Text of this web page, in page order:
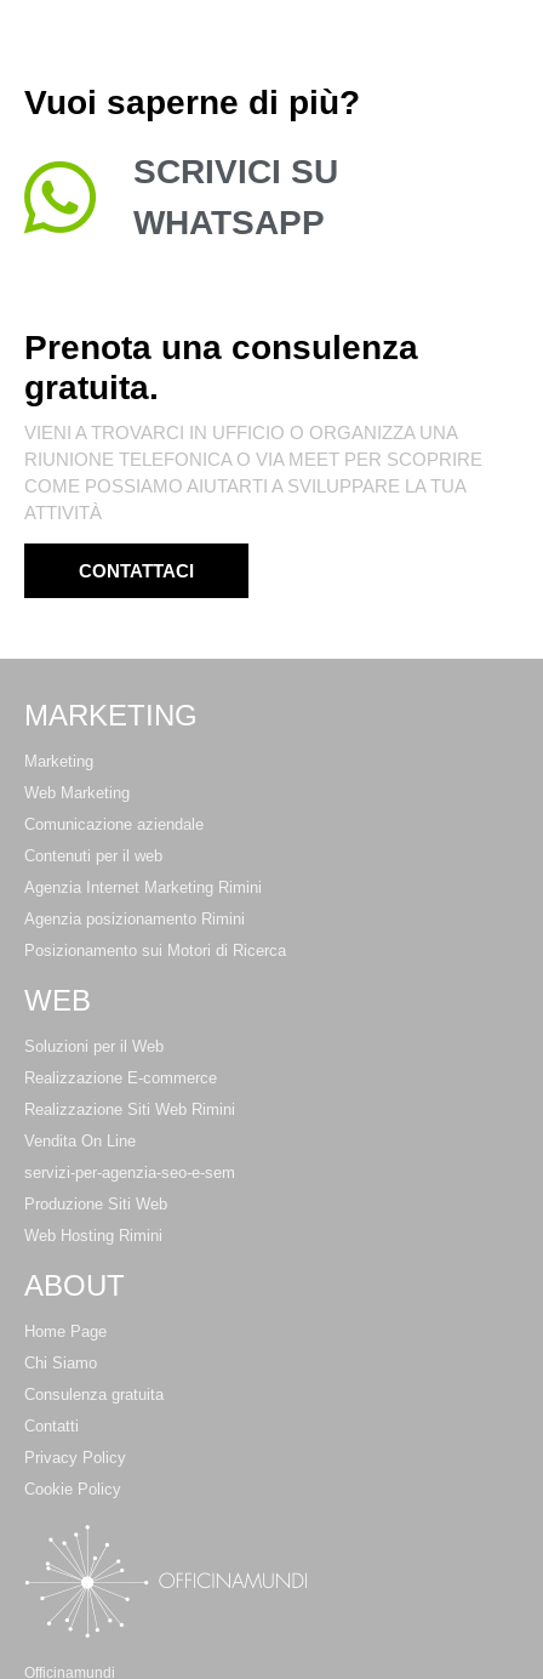
Vuoi saperne di più?
SCRIVICI SU
WHATSAPP
Prenota una consulenza
gratuita.
VIENI A TROVARCI IN UFFICIO O ORGANIZZA UNA
RIUNIONE TELEFONICA O VIA MEET PER SCOPRIRE
COME POSSIAMO AIUTARTI A SVILUPPARE LA TUA
ATTIVITÀ
CONTATTACI
MARKETING
Marketing
Web Marketing
Comunicazione aziendale
Contenuti per il web
Agenzia Internet Marketing Rimini
Agenzia posizionamento Rimini
Posizionamento sui Motori di Ricerca
WEB
Soluzioni per il Web
Realizzazione E-commerce
Realizzazione Siti Web Rimini
Vendita On Line
servizi-per-agenzia-seo-e-sem
Produzione Siti Web
Web Hosting Rimini
ABOUT
Home Page
Chi Siamo
Consulenza gratuita
Contatti
Privacy Policy
Cookie Policy
Officinamundi